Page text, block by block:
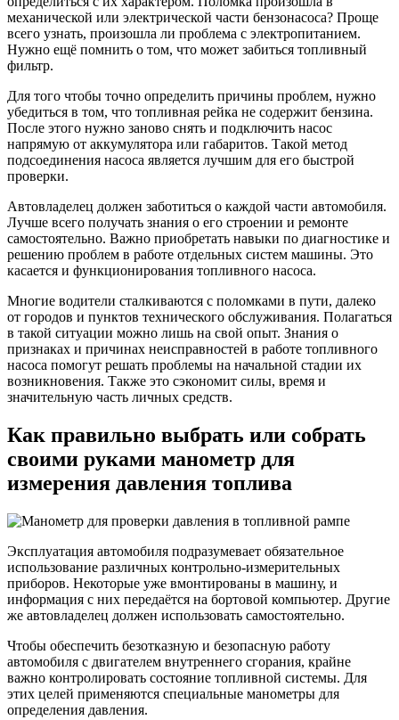
механической или электрической части бензонасоса? Проще
всего узнать, произошла ли проблема с электропитанием.
Нужно ещё помнить о том, что может забиться топливный
фильтр.
Для того чтобы точно определить причины проблем, нужно
убедиться в том, что топливная рейка не содержит бензина.
После этого нужно заново снять и подключить насос
напрямую от аккумулятора или габаритов. Такой метод
подсоединения насоса является лучшим для его быстрой
проверки.
Автовладелец должен заботиться о каждой части автомобиля.
Лучше всего получать знания о его строении и ремонте
самостоятельно. Важно приобретать навыки по диагностике и
решению проблем в работе отдельных систем машины. Это
касается и функционирования топливного насоса.
Многие водители сталкиваются с поломками в пути, далеко
от городов и пунктов технического обслуживания. Полагаться
в такой ситуации можно лишь на свой опыт. Знания о
признаках и причинах неисправностей в работе топливного
насоса помогут решать проблемы на начальной стадии их
возникновения. Также это сэкономит силы, время и
значительную часть личных средств.
Как правильно выбрать или собрать
своими руками манометр для
измерения давления топлива
Эксплуатация автомобиля подразумевает обязательное
использование различных контрольно-измерительных
приборов. Некоторые уже вмонтированы в машину, и
информация с них передаётся на бортовой компьютер. Другие
же автовладелец должен использовать самостоятельно.
Чтобы обеспечить безотказную и безопасную работу
автомобиля с двигателем внутреннего сгорания, крайне
важно контролировать состояние топливной системы. Для
этих целей применяются специальные манометры для
определения давления.